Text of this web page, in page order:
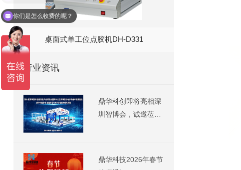
桌面式单工位点胶机DH-D331
行业资讯
鼎华科创即将亮相深
圳智博会，诚邀莅临
鼎华科技2026年春节
你们是怎么收费的呢？